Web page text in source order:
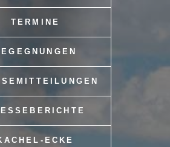
TERMINE
ECKE